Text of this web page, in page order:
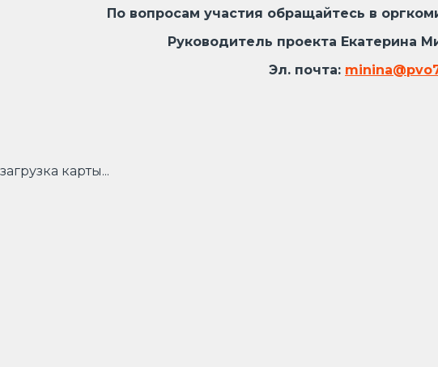
По вопросам участия обращайтесь в
Руководитель проекта Екатерина
Эл. почта:
загрузка карты...